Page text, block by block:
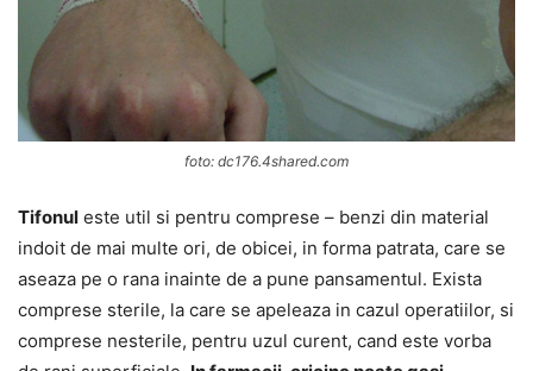
foto: dc176.4shared.com
Tifonul este util si pentru comprese – benzi din material
indoit de mai multe ori, de obicei, in forma patrata, care se
aseaza pe o rana inainte de a pune pansamentul. Exista
comprese sterile, la care se apeleaza in cazul operatiilor, si
comprese nesterile, pentru uzul curent, cand este vorba